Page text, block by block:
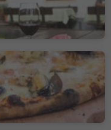
Kolping
Vipiteno/Sterzing, Sterzing/Vipiteno, Sterzing/Vipiteno and environs